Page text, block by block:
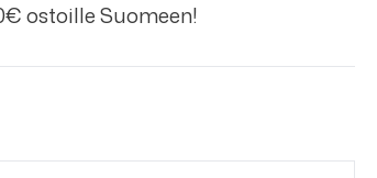
ostoille Suomeen!